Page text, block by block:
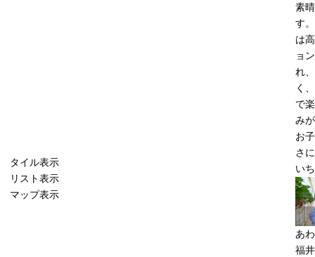
タイル表示
リスト表示
マップ表示
素
す
は
ョ
れ
く
で
み
お
さ
い
あ
福